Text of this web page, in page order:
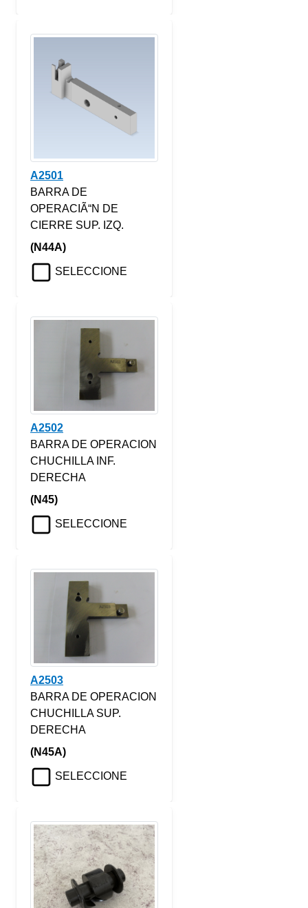
A2501
BARRA DE
OPERACIÃ“N DE
CIERRE SUP. IZQ.
(N44A)
SELECCIONE
A2502
BARRA DE OPERACION
CHUCHILLA INF.
DERECHA
(N45)
SELECCIONE
A2503
BARRA DE OPERACION
CHUCHILLA SUP.
DERECHA
(N45A)
SELECCIONE